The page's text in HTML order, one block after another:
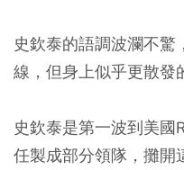
史欽泰的語調波瀾不
線，但身上似乎更散發
史欽泰是第一波到美國
任製成部分領隊，攤開